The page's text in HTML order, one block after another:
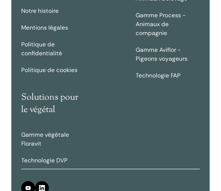
Notre histoire
Mentions légales
Politique de
confidentialité
Politique de cookies
Gamme Process -
Animaux de
compagnie
Gamme Aviflor -
Pigeons voyageurs
Technologie FAP
Solutions pour
le végétal
Gamme végétale
Floravit
Technologie DVP